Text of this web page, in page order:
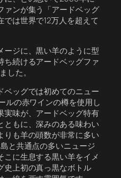
ァンが集う「アードベッグ
では世界で12万人を超えて
ージに、黒い羊のように型
ち続けるアードベッグファ
した。
ベッグでは初めてのニュー
ルの赤ワインの樽を使用し
実味が、アードベッグ特有
ともに、深みのある味わい
りも羊の頭数が非常に多い
と共通点の多いニュージ
こに生息する黒い羊をイメ
史上初の真っ黒なボトル